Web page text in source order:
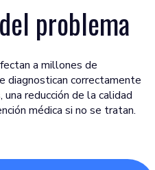
problema
a millones de
diagnostican correctamente
reducción de la calidad
médica si no se tratan.